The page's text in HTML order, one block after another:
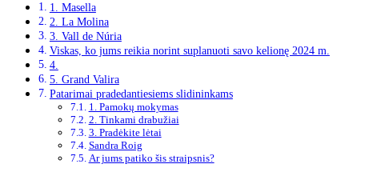
1. Masella
2. La Molina
3. Vall de Núria
Viskas, ko jums reikia norint suplanuoti savo kelionę 2024 m.
4.
5. Grand Valira
Patarimai pradedantiesiems slidininkams
1. Pamokų mokymas
2. Tinkami drabužiai
3. Pradėkite lėtai
Sandra Roig
Ar jums patiko šis straipsnis?